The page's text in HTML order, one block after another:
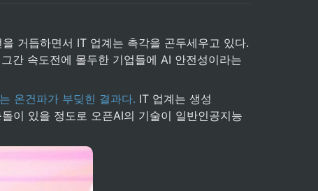
거듭하면서 IT 업계는 촉각을 곤두세우고 있다.
속도전에 몰두한 기업들에 AI 안전성이라는
온건파가 부딪힌 결과다. IT 업계는 생성
이 있을 정도로 오픈AI의 기술이 일반인공지능